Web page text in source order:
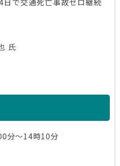
氏
分～14時10分